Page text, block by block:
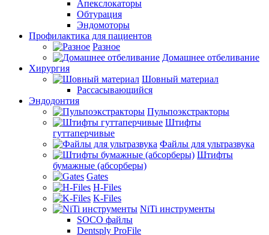
Апекслокаторы
Обтурация
Эндомоторы
Профилактика для пациентов
Разное
Домашнее отбеливание
Хирургия
Шовный материал
Рассасывающийся
Эндодонтия
Пульпоэкстракторы
Штифты
гуттаперчивые
Файлы для ультразвука
Штифты
бумажные (абсорберы)
Gates
H-Files
K-Files
NiTi инструменты
SOCO файлы
Dentsply ProFile